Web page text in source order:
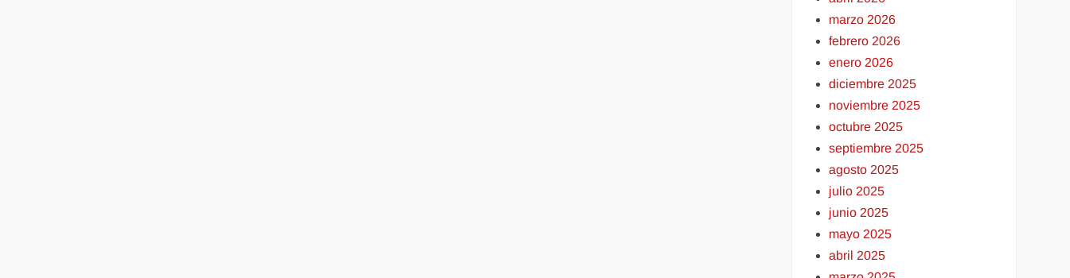
marzo 2026
febrero 2026
enero 2026
diciembre 2025
noviembre 2025
octubre 2025
septiembre 2025
agosto 2025
julio 2025
junio 2025
mayo 2025
abril 2025